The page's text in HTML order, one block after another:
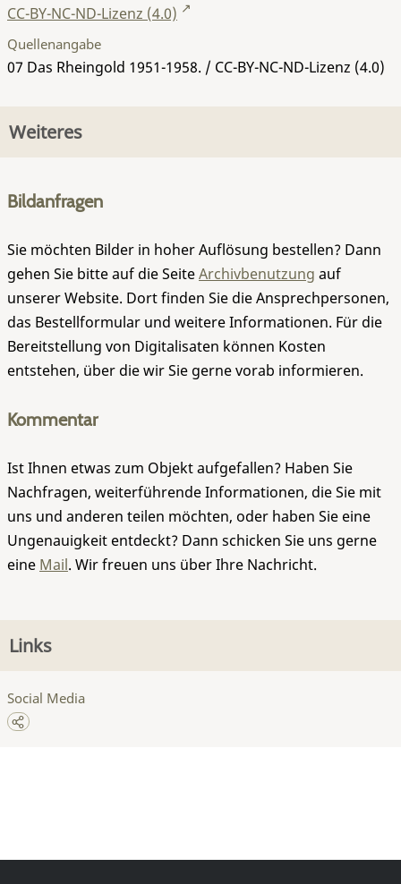
CC-BY-NC-ND-Lizenz (4.0)
Quellenangabe
07 Das Rheingold 1951-1958. / CC-BY-NC-ND-Lizenz (4.0)
Weiteres
Bildanfragen
Sie möchten Bilder in hoher Auflösung bestellen? Dann
gehen Sie bitte auf die SeiteArchivbenutzung auf
unserer Website. Dort finden Sie die Ansprechpersonen,
das Bestellformular und weitere Informationen. Für die
Bereitstellung von Digitalisaten können Kosten
entstehen, über die wir Sie gerne vorab informieren.
Kommentar
Ist Ihnen etwas zum Objekt aufgefallen? Haben Sie
Nachfragen, weiterführende Informationen, die Sie mit
uns und anderen teilen möchten, oder haben Sie eine
Ungenauigkeit entdeckt? Dann schicken Sie uns gerne
eine Mail. Wir freuen uns über Ihre Nachricht.
Links
Social Media